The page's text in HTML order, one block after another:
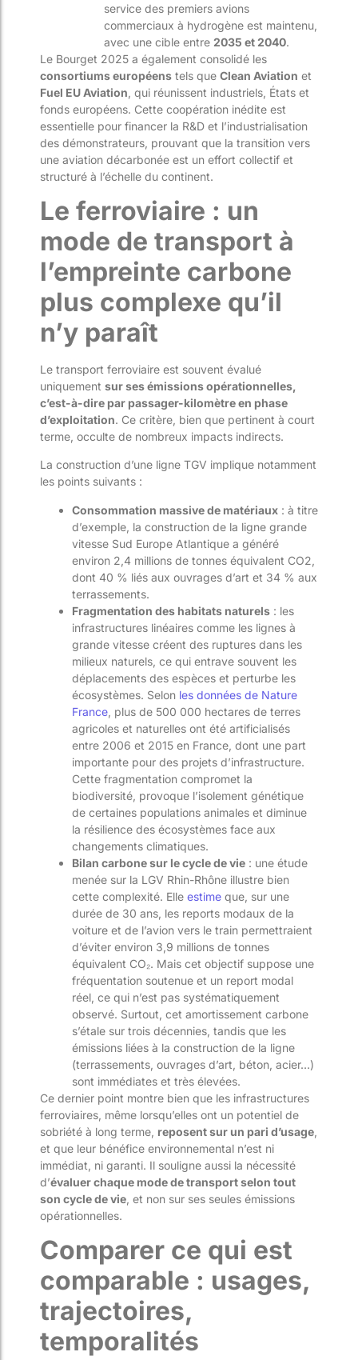
service des premiers avions
commerciaux à hydrogène est maintenu,
avec une cible entre 2035 et 2040.
Le Bourget 2025 a également consolidé les
consortiums européens tels que Clean Aviation et
Fuel EU Aviation , qui réunissent industriels, États et
fonds européens. Cette coopération inédite est
essentielle pour financer la R&D et l’industrialisation
des démonstrateurs, prouvant que la transition vers
une aviation décarbonée est un effort collectif et
structuré à l’échelle du continent.
Le ferroviaire : un
mode de transport à
l’empreinte carbone
plus complexe qu’il
n’y paraît
Le transport ferroviaire est souvent évalué
uniquement sur ses émissions opérationnelles,
c’est-à-dire par passager-kilomètre en phase
d’exploitation. Ce critère, bien que pertinent à court
terme, occulte de nombreux impacts indirects.
La construction d’une ligne TGV implique notamment
les points suivants :
Consommation massive de matériaux : à titre
d’exemple, la construction de la ligne grande
vitesse Sud Europe Atlantique a généré
environ 2,4 millions de tonnes équivalent CO2,
dont 40 % liés aux ouvrages d’art et 34 % aux
terrassements.
Fragmentation des habitats naturels : les
infrastructures linéaires comme les lignes à
grande vitesse créent des ruptures dans les
milieux naturels, ce qui entrave souvent les
déplacements des espèces et perturbe les
écosystèmes. Selon les données de Nature
France , plus de 500 000 hectares de terres
agricoles et naturelles ont été artificialisés
entre 2006 et 2015 en France, dont une part
importante pour des projets d’infrastructure.
Cette fragmentation compromet la
biodiversité, provoque l’isolement génétique
de certaines populations animales et diminue
la résilience des écosystèmes face aux
changements climatiques.
Bilan carbone sur le cycle de vie : une étude
menée sur la LGV Rhin-Rhône illustre bien
cette complexité. Elle estime que, sur une
durée de 30 ans, les reports modaux de la
voiture et de l’avion vers le train permettraient
d’éviter environ 3,9 millions de tonnes
équivalent CO₂. Mais cet objectif suppose une
fréquentation soutenue et un report modal
réel, ce qui n’est pas systématiquement
observé. Surtout, cet amortissement carbone
s’étale sur trois décennies, tandis que les
émissions liées à la construction de la ligne
(terrassements, ouvrages d’art, béton, acier…)
sont immédiates et très élevées.
Ce dernier point montre bien que les infrastructures
ferroviaires, même lorsqu’elles ont un potentiel de
sobriété à long terme, reposent sur un pari d’usage
et que leur bénéfice environnemental n’est ni
immédiat, ni garanti. Il souligne aussi la nécessité
d’évaluer chaque mode de transport selon tout
son cycle de vie , et non sur ses seules émissions
opérationnelles.
Comparer ce qui est
comparable : usages,
trajectoires,
temporalités